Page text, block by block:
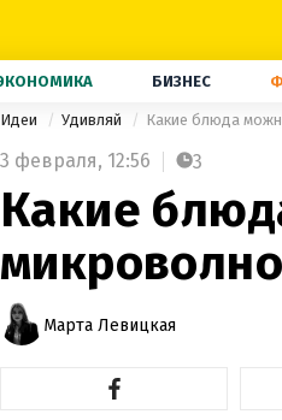
БИЗНЕС
Идеи Удивляй Какие блюда
3 февраля, 12:56 3
Какие
Марта Левицкая